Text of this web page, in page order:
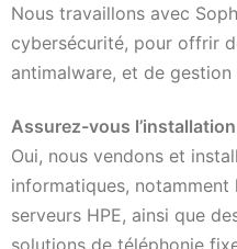
Nous travaillons avec
cybersécurité, pour offrir
antimalware, et de
Assurez-vous
Oui, nous vendons et
informatiques, notamment
serveurs HPE, ainsi que